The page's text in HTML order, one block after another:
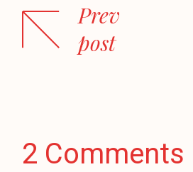
Prev
post
2 Comments